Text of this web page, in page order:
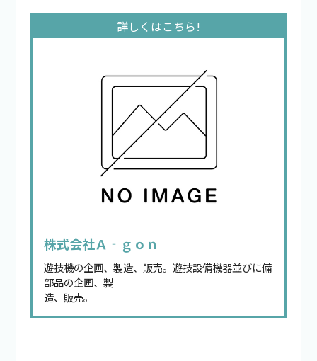
株式会社Ａ‐ｇｏｎ
遊技機の企画、製造、販売。遊技設備機器並びに備
部品の企画、製
造、販売。